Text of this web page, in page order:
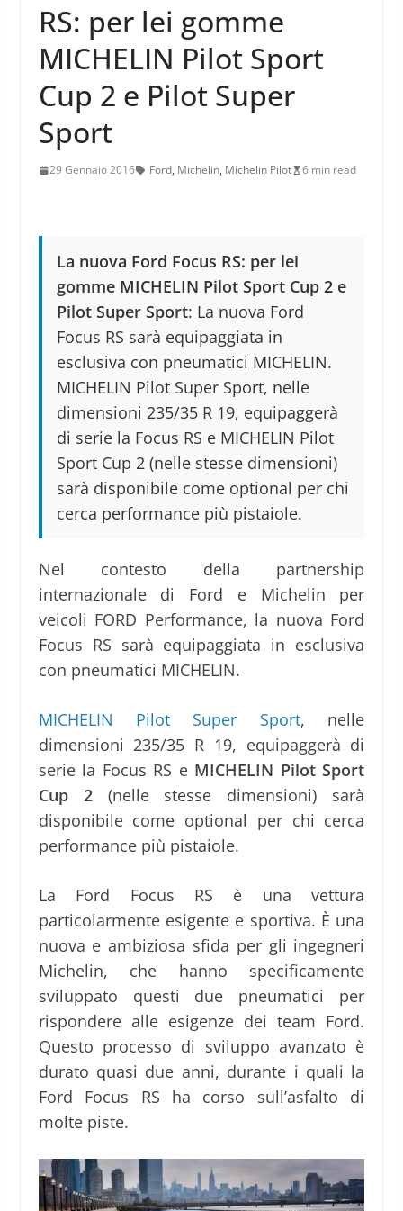
RS: per lei gomme
MICHELIN Pilot Sport
Cup 2 e Pilot Super
Sport
29 Gennaio 2016 Ford, Michelin, Michelin Pilot 6 min read
La nuova Ford Focus RS: per lei
gomme MICHELIN Pilot Sport Cup 2 e
Pilot Super Sport: La nuova Ford
Focus RS sarà equipaggiata in
esclusiva con pneumatici MICHELIN.
MICHELIN Pilot Super Sport, nelle
dimensioni 235/35 R 19, equipaggerà
di serie la Focus RS e MICHELIN Pilot
Sport Cup 2 (nelle stesse dimensioni)
sarà disponibile come optional per chi
cerca performance più pistaiole.
Nel contesto della partnership
internazionale di Ford e Michelin per
veicoli FORD Performance, la nuova Ford
Focus RS sarà equipaggiata in esclusiva
con pneumatici MICHELIN.
MICHELIN Pilot Super Sport, nelle
dimensioni 235/35 R 19, equipaggerà di
serie la Focus RS e MICHELIN Pilot Sport
Cup 2(nelle stesse dimensioni) sarà
disponibile come optional per chi cerca
performance più pistaiole.
La Ford Focus RS è una vettura
particolarmente esigente e sportiva. È una
nuova e ambiziosa sfida per gli ingegneri
Michelin, che hanno specificamente
sviluppato questi due pneumatici per
rispondere alle esigenze dei team Ford.
Questo processo di sviluppo avanzato è
durato quasi due anni, durante i quali la
Ford Focus RS ha corso sull’asfalto di
molte piste.